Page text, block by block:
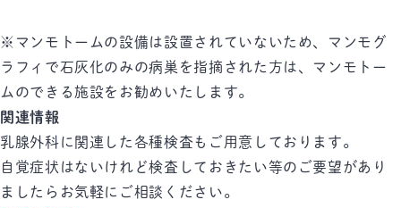
※マンモトームの設備は設置されていないため、マンモグ
ラフィで石灰化のみの病巣を指摘された方は、マンモトー
ムのできる施設をお勧めいたします。
関連情報
乳腺外科に関連した各種検査もご用意しております。
自覚症状はないけれど検査しておきたい等のご要望があり
ましたらお気軽にご相談ください。